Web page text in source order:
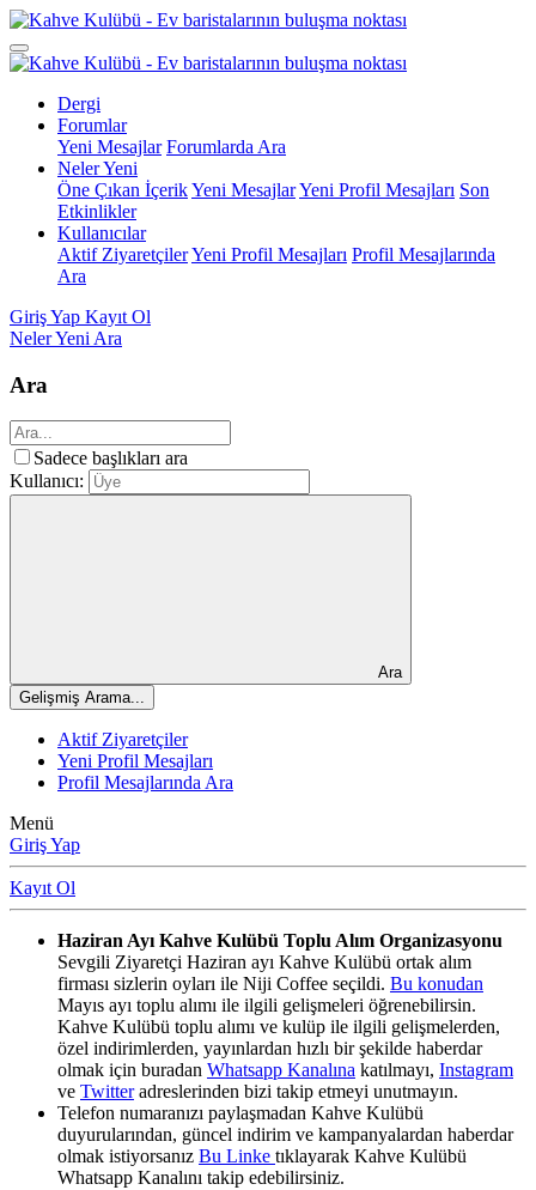
Dergi
Forumlar
Yeni Mesajlar Forumlarda Ara
Neler Yeni
Öne Çıkan İçerikYeni MesajlarYeni Profil Mesajları Son
Etkinlikler
Kullanıcılar
Aktif ZiyaretçilerYeni Profil Mesajları Profil Mesajlarında
Ara
Giriş Yap Kayıt Ol
Neler Yeni Ara
Ara
Sadece başlıkları ara
Kullanıcı:
Ara
Gelişmiş Arama...
Aktif Ziyaretçiler
Yeni Profil Mesajları
Profil Mesajlarında Ara
Menü
Giriş Yap
Kayıt Ol
Haziran Ayı Kahve Kulübü Toplu Alım Organizasyonu
Sevgili Ziyaretçi Haziran ayı Kahve Kulübü ortak alım
firması sizlerin oyları ile Niji Coffee seçildi. Bu konudan
Mayıs ayı toplu alımı ile ilgili gelişmeleri öğrenebilirsin.
Kahve Kulübü toplu alımı ve kulüp ile ilgili gelişmelerden,
özel indirimlerden, yayınlardan hızlı bir şekilde haberdar
olmak için buradan Whatsapp Kanalına katılmayı, Instagram
ve Twitteradreslerinden bizi takip etmeyi unutmayın.
Telefon numaranızı paylaşmadan Kahve Kulübü
duyurularından, güncel indirim ve kampanyalardan haberdar
olmak istiyorsanız Bu Linke tıklayarak Kahve Kulübü
Whatsapp Kanalını takip edebilirsiniz.